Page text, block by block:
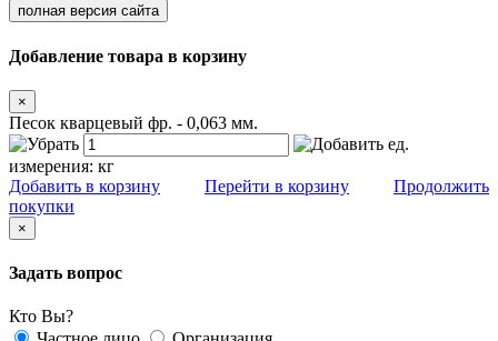
полная версия сайта
Добавление товара в корзину
×
Песок кварцевый фр. - 0,063 мм.
ед.
измерения: кг
Добавить в корзину
Перейти в корзину
Продолжить
покупки
×
Задать вопрос
Кто Вы?